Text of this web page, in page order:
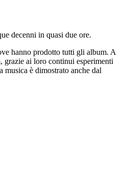
decenni in quasi due ore.
hanno prodotto tutti gli album. A
ai loro continui esperimenti
è dimostrato anche dal